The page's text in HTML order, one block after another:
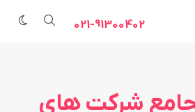
021-91300402
شرکت های